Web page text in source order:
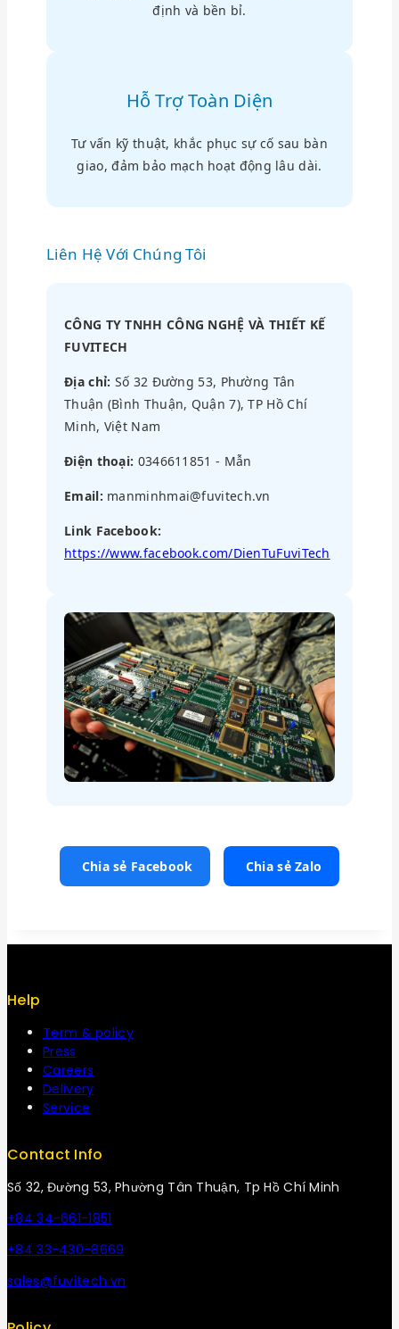
định và bền bỉ.
Hỗ Trợ Toàn Diện
Tư vấn kỹ thuật, khắc phục sự cố sau bàn
giao, đảm bảo mạch hoạt động lâu dài.
Liên Hệ Với Chúng Tôi
CÔNG TY TNHH CÔNG NGHỆ VÀ THIẾT KẾ
FUVITECH
Địa chỉ: Số 32 Đường 53, Phường Tân
Thuận (Bình Thuận, Quận 7), TP Hồ Chí
Minh, Việt Nam
Điện thoại: 0346611851 - Mẫn
Email: manminhmai@fuvitech.vn
Link Facebook:
https://www.facebook.com/DienTuFuviTech
Chia sẻ Facebook Chia sẻ Zalo
Help
Term & policy
Press
Careers
Delivery
Service
Contact Info
Số 32, Đường 53, Phường Tân Thuận, Tp Hồ Chí Minh
+84 34-661-1851
+84 33-430-8669
sales@fuvitech.vn